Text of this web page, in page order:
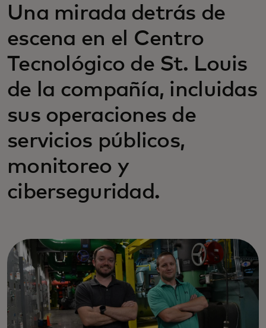
Una mirada detrás de
escena en el Centro
Tecnológico de St. Louis
de la compañía, incluidas
sus operaciones de
servicios públicos,
monitoreo y
ciberseguridad.